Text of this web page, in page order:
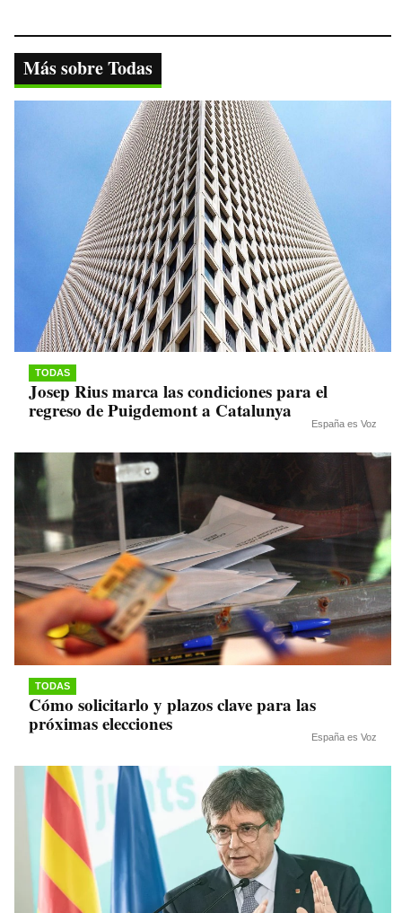
bo
ok
tte
r
ts
A
pp
gr
a
m
y
nk
Más sobre Todas
TODAS
Josep Rius marca las condiciones para el
regreso de Puigdemont a Catalunya
España es Voz
TODAS
Cómo solicitarlo y plazos clave para las
próximas elecciones
España es Voz